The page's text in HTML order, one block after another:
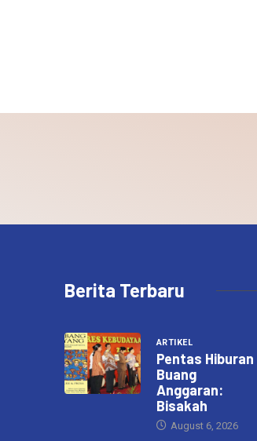
Berita Terbaru
ARTIKEL
Pentas Hiburan
Buang
Anggaran:
Bisakah
August 6, 2026